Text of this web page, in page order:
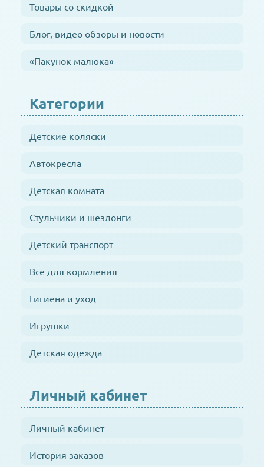
Товары со скидкой
Блог, видео обзоры и новости
«Пакунок малюка»
Категории
Детские коляски
Автокресла
Детская комната
Стульчики и шезлонги
Детский транспорт
Все для кормления
Гигиена и уход
Игрушки
Детская одежда
Личный кабинет
Личный кабинет
История заказов